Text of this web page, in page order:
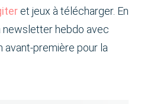
et jeux à télécharger. En
newsletter hebdo avec
première pour la